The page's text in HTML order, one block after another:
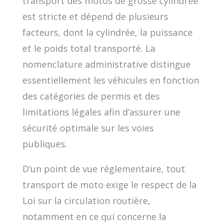
est stricte et dépend de plusieurs
facteurs, dont la cylindrée, la puissance
et le poids total transporté. La
nomenclature administrative distingue
essentiellement les véhicules en fonction
des catégories de permis et des
limitations légales afin d’assurer une
sécurité optimale sur les voies
publiques.
D’un point de vue réglementaire, tout
transport de moto exige le respect de la
Loi sur la circulation routière,
notamment en ce qui concerne la